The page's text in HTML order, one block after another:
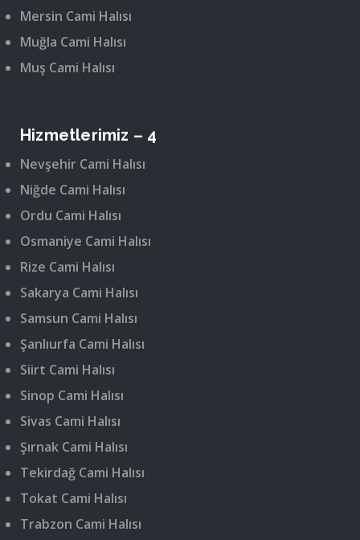
Mersin Cami Halısı
Muğla Cami Halısı
Muş Cami Halısı
Hizmetlerimiz – 4
Nevşehir Cami Halısı
Niğde Cami Halısı
Ordu Cami Halısı
Osmaniye Cami Halısı
Rize Cami Halısı
Sakarya Cami Halısı
Samsun Cami Halısı
Şanlıurfa Cami Halısı
Siirt Cami Halısı
Sinop Cami Halısı
Sivas Cami Halısı
Şırnak Cami Halısı
Tekirdağ Cami Halısı
Tokat Cami Halısı
Trabzon Cami Halısı